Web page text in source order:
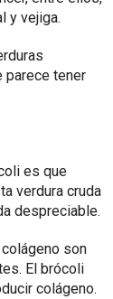
y vejiga.
parece tener
es que
verdura cruda
despreciable.
son
El brócoli
colágeno.